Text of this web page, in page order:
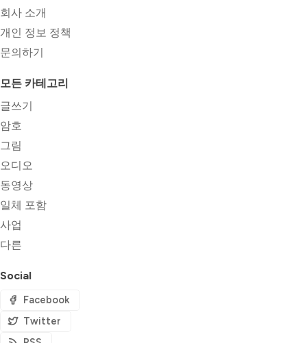
회사 소개
개인 정보 정책
문의하기
모든 카테고리
글쓰기
암호
그림
오디오
동영상
일체 포함
사업
다른
Social
Facebook
Twitter